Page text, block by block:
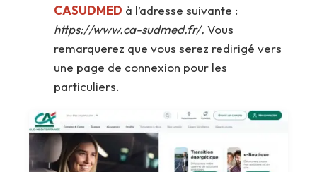
CASUDMED à l’adresse suivante :
https://www.ca-sudmed.fr/. Vous
remarquerez que vous serez redirigé vers
une page de connexion pour les
particuliers.